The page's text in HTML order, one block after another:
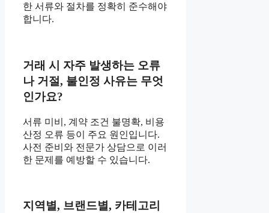
한 서류와 절차를 정확히 준수해야
합니다.
거래 시 자주 발생하는 오류
나 거절, 불인정 사유는 무엇
인가요?
서류 미비, 계약 조건 불명확, 비용
산정 오류 등이 주요 원인입니다.
사전 준비와 전문가 상담으로 이러
한 문제를 예방할 수 있습니다.
지역별, 브랜드별, 카테고리